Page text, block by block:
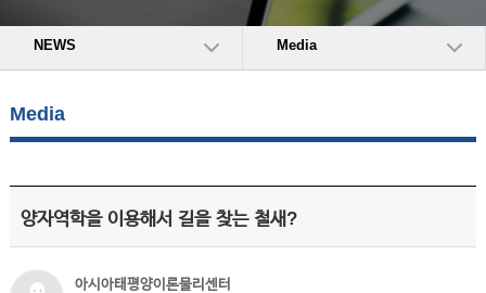
NEWS Media
Media
양자역학을 이용해서 길을 찾는 철새?
아시아태평양이론물리센터